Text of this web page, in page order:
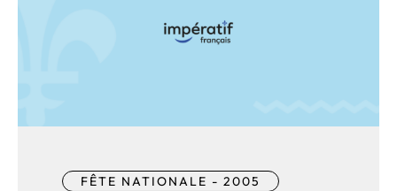
FÊTE NATIONALE - 2005